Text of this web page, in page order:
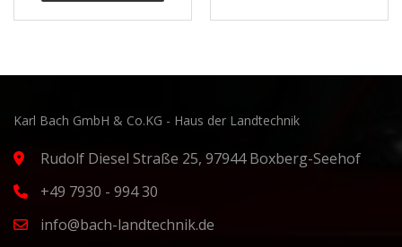
Karl Bach GmbH & Co.KG - Haus der Landtechnik
Rudolf Diesel Straße 25, 97944 Boxberg-Seehof
+49 7930 - 994 30
info@bach-landtechnik.de